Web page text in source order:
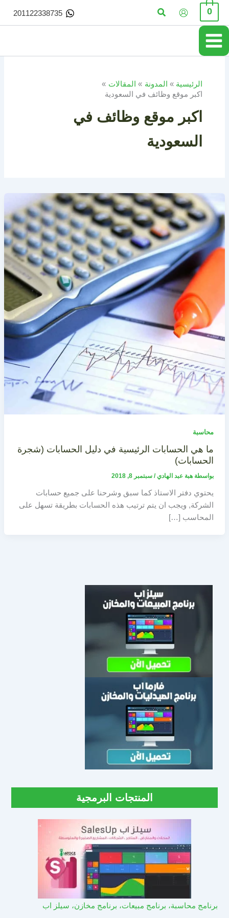
تخطي
المحتوى
0 البحث 201122338735
الرئيسية المدونة
المقالات
اكبر موقع وظائف في السعودية
اكبر موقع وظائف في
السعودية
محاسبة
ما هي الحسابات الرئيسية في دليل الحسابات (شجرة
الحسابات)
بواسطة هبة عبد الهادي/ سبتمبر 8, 2018
يحتوي دفتر الاستاذ كما سبق وشرحنا على جميع حسابات
الشركة, ويجب ان يتم ترتيب هذه الحسابات بطريقة تسهل على
المحاسب […]
المنتجات البرمجية
برنامج محاسبة، برنامج مبيعات، برنامج مخازن، سيلز اب